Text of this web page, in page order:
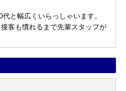
と幅広くいらっしゃいます。
客も慣れるまで先輩スタッフが